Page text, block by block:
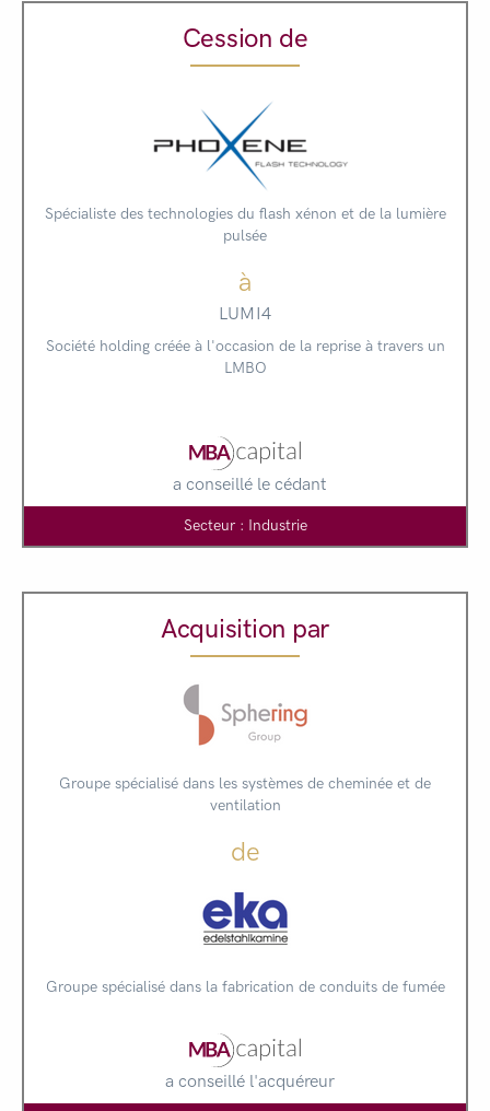
Cession de
Spécialiste des technologies du flash xénon et de la lumière
pulsée
à
LUMI4
Société holding créée à l'occasion de la reprise à travers un
LMBO
a conseillé le cédant
Secteur : Industrie
Acquisition par
Groupe spécialisé dans les systèmes de cheminée et de
ventilation
de
Groupe spécialisé dans la fabrication de conduits de fumée
a conseillé l'acquéreur